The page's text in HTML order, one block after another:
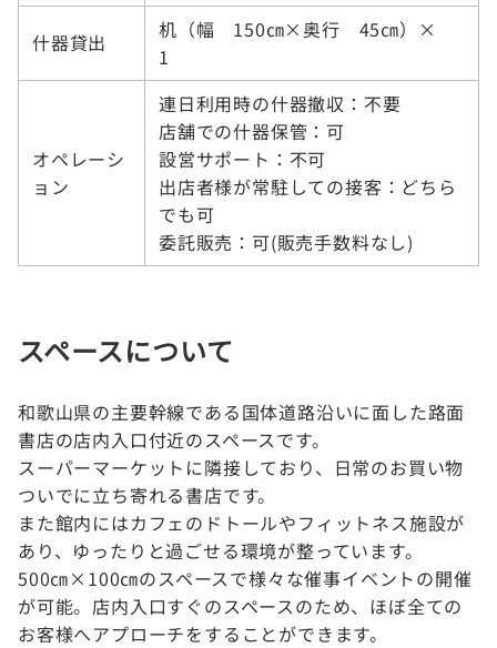
什器貸出
机（幅 150㎝×奥行 45㎝）×
1
オペレーシ
ョン
連日利用時の什器撤収：不要
店舗での什器保管：可
設営サポート：不可
出店者様が常駐しての接客：どちら
でも可
委託販売：可(販売手数料なし)
スペースについて
和歌山県の主要幹線である国体道路沿いに面した路面
書店の店内入口付近のスペースです。
スーパーマーケットに隣接しており、日常のお買い物
ついでに立ち寄れる書店です。
また館内にはカフェのドトールやフィットネス施設が
あり、ゆったりと過ごせる環境が整っています。
500㎝×100㎝のスペースで様々な催事イベントの開催
が可能。店内入口すぐのスペースのため、ほぼ全ての
お客様へアプローチをすることができます。